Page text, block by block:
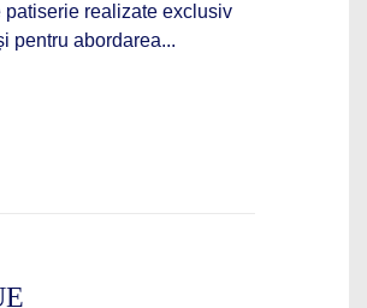
realizate exclusiv
pentru abordarea...